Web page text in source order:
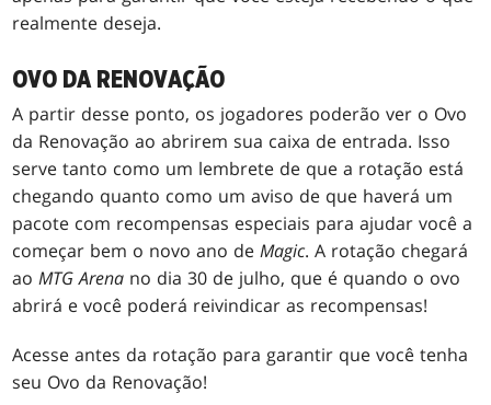
realmente deseja.
OVO DA RENOVAÇÃO
A partir desse ponto, os jogadores poderão ver o Ovo
da Renovação ao abrirem sua caixa de entrada. Isso
serve tanto como um lembrete de que a rotação está
chegando quanto como um aviso de que haverá um
pacote com recompensas especiais para ajudar você a
começar bem o novo ano deMagic. A rotação chegará
aoMTG Arena no dia 30 de julho, que é quando o ovo
abrirá e você poderá reivindicar as recompensas!
Acesse antes da rotação para garantir que você tenha
seu Ovo da Renovação!